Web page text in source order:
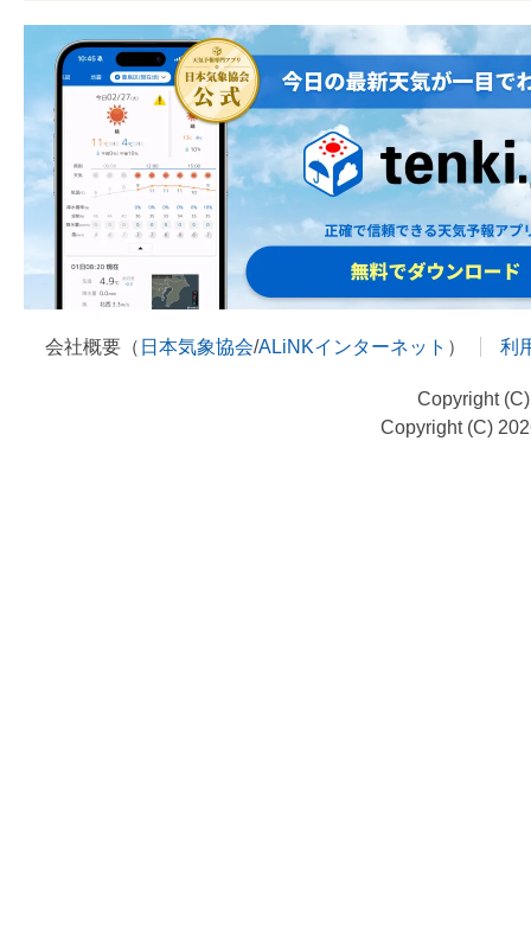
会社概要（ 日本気象協会/ALiNKインターネット ） 利
Copyright
Copyright (C)